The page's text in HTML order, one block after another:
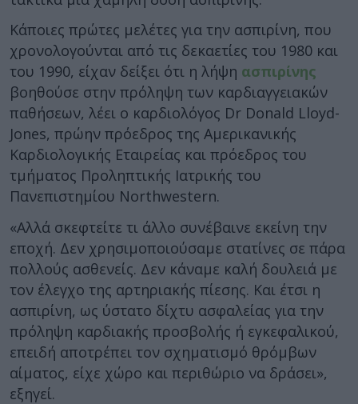
Κάποιες πρώτες μελέτες για την ασπιρίνη, που
χρονολογούνται από τις δεκαετίες του 1980 και
του 1990, είχαν δείξει ότι η λήψη ασπιρίνης
βοηθούσε στην πρόληψη των καρδιαγγειακών
παθήσεων, λέει ο καρδιολόγος Dr Donald Lloyd-
Jones, πρώην πρόεδρος της Αμερικανικής
Καρδιολογικής Εταιρείας και πρόεδρος του
τμήματος Προληπτικής Ιατρικής του
Πανεπιστημίου Northwestern.
«Αλλά σκεφτείτε τι άλλο συνέβαινε εκείνη την
εποχή. Δεν χρησιμοποιούσαμε στατίνες σε πάρα
πολλούς ασθενείς. Δεν κάναμε καλή δουλειά με
τον έλεγχο της αρτηριακής πίεσης. Και έτσι η
ασπιρίνη, ως ύστατο δίχτυ ασφαλείας για την
πρόληψη καρδιακής προσβολής ή εγκεφαλικού,
επειδή αποτρέπει τον σχηματισμό θρόμβων
αίματος, είχε χώρο και περιθώριο να δράσει»,
εξηγεί.